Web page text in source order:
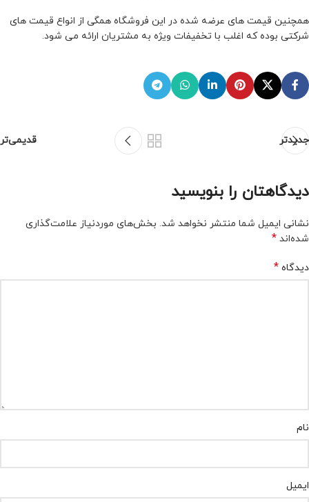
همچنین قیمت های عرضه شده در این فروشگاه همگی از انواع قیمت های
شرکتی بوده که اغلب با تخفیفات ویژه به مشتریان ارائه می شود.
جدیدتر قدیمی‌تر
دیدگاهتان را بنویسید
نشانی ایمیل شما منتشر نخواهد شد. بخش‌های موردنیاز علامت‌گذاری
شده‌اند *
دیدگاه *
نام
ایمیل